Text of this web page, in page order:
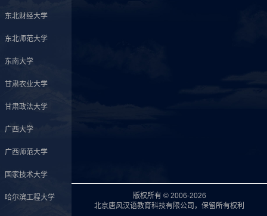
东北财经大学
东北师范大学
东南大学
甘肃农业大学
甘肃政法大学
广西大学
广西师范大学
国家技术大学
哈尔滨工程大学
版权所有 © 2006-2026
北京唐风汉语教育科技有限公司，保留所有权利